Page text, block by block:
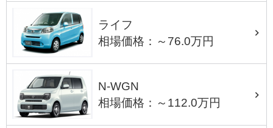
ライフ
相場価格：～76.0万円
N-WGN
相場価格：～112.0万円